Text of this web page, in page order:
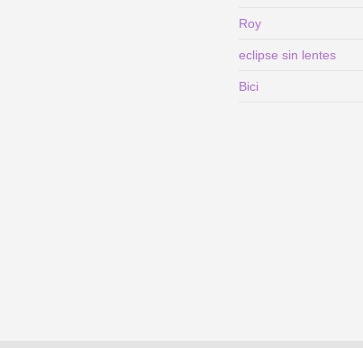
Roy
eclipse sin lentes
Bici